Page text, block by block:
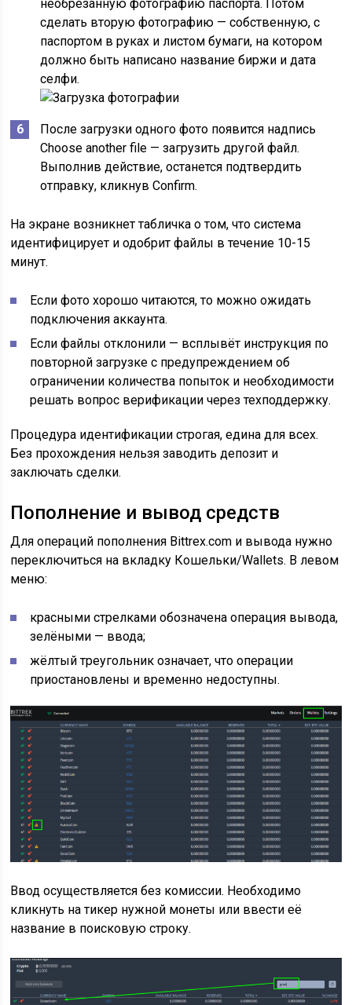
необрезанную фотографию паспорта. Потом
сделать вторую фотографию — собственную, с
паспортом в руках и листом бумаги, на котором
должно быть написано название биржи и дата
селфи.
После загрузки одного фото появится надпись
Choose another file — загрузить другой файл.
Выполнив действие, останется подтвердить
отправку, кликнув Confirm.
На экране возникнет табличка о том, что система
идентифицирует и одобрит файлы в течение 10-15
минут.
Если фото хорошо читаются, то можно ожидать
подключения аккаунта.
Если файлы отклонили — всплывёт инструкция по
повторной загрузке с предупреждением об
ограничении количества попыток и необходимости
решать вопрос верификации через техподдержку.
Процедура идентификации строгая, едина для всех.
Без прохождения нельзя заводить депозит и
заключать сделки.
Пополнение и вывод средств
Для операций пополнения Bittrex.com и вывода нужно
переключиться на вкладку Кошельки/Wallets. В левом
меню:
красными стрелками обозначена операция вывода,
зелёными — ввода;
жёлтый треугольник означает, что операции
приостановлены и временно недоступны.
Ввод осуществляется без комиссии. Необходимо
кликнуть на тикер нужной монеты или ввести её
название в поисковую строку.